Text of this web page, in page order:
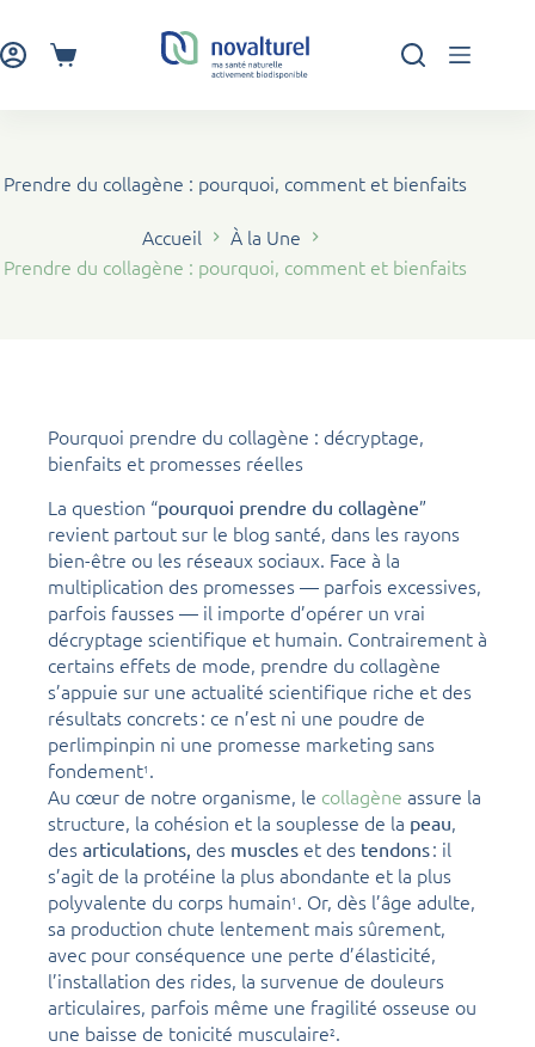
au
contenuPanier
Prendre du collagène : pourquoi, comment et bienfaits
Accueil
À la Une
Prendre du collagène : pourquoi, comment et bienfaits
Pourquoi prendre du collagène : décryptage,
bienfaits et promesses réelles
La question “pourquoi prendre du collagène”
revient partout sur le blog santé, dans les rayons
bien-être ou les réseaux sociaux. Face à la
multiplication des promesses — parfois excessives,
parfois fausses — il importe d’opérer un vrai
décryptage scientifique et humain. Contrairement à
certains effets de mode, prendre du collagène
s’appuie sur une actualité scientifique riche et des
résultats concrets : ce n’est ni une poudre de
perlimpinpin ni une promesse marketing sans
fondement1 .
Au cœur de notre organisme, le collagène assure la
structure, la cohésion et la souplesse de la peau,
des articulations, des muscles et des tendons: il
s’agit de la protéine la plus abondante et la plus
polyvalente du corps humain1 . Or, dès l’âge adulte,
sa production chute lentement mais sûrement,
avec pour conséquence une perte d’élasticité,
l’installation des rides, la survenue de douleurs
articulaires, parfois même une fragilité osseuse ou
une baisse de tonicité musculaire2.